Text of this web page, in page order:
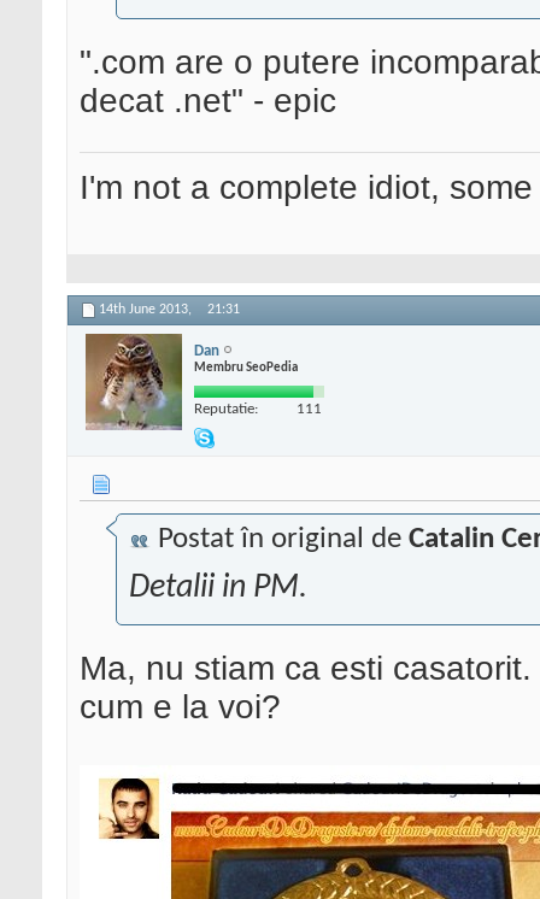
".com are o putere
decat .net" - epic
I'm not a complete idiot,
14th June 2013, 21:31
Dan
Membru SeoPedia
Reputatie: 111
Postat în original de Catalin
Detalii in PM.
Ma, nu stiam ca esti
cum e la voi?